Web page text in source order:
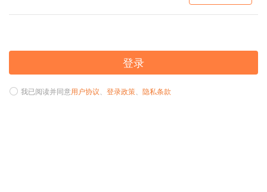
登录
我已阅读并同意用户协议、 登录政策、 隐私条款